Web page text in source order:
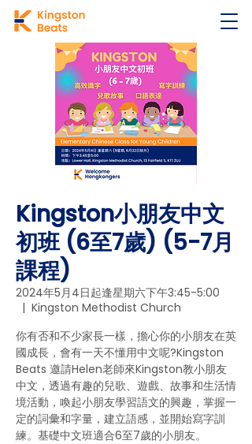
Kingston小朋友中文
初班 (6至7歲) (5-7月
課程)
2024年5月4日起逢星期六下午3:45-5:00
  |
Kingston Methodist Church
你有否和不少家長一樣，擔心你的小朋友在英
國成長，會有一天不懂用中文呢?Kingston
Beats 邀請Helen老師來Kingston教小朋友
中文，透過有趣的兒歌、遊戲、故事和生活情
境活動，喚起小朋友學習語文的興趣，掌握一
定的詞彙和字量，建立語感，並開始寫字訓
練。基礎中文班適合6至7歲的小朋友。